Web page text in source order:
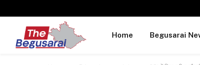
Home Begusarai